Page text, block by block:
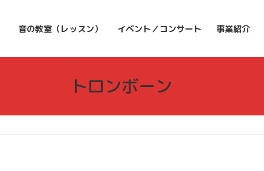
音の教室（レッスン） イベント／コンサート 事業紹介
トロンボーン